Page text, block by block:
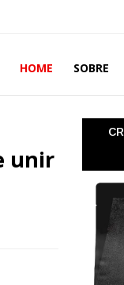
HOME SOBRE
unir